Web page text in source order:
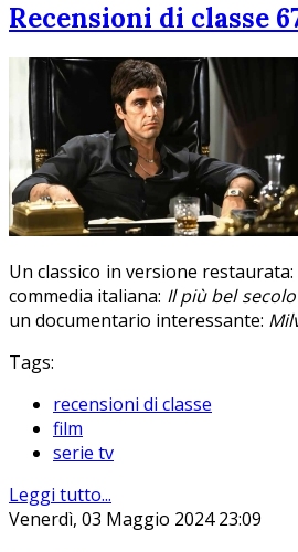
Recensioni di classe
Un classico in versione restaurata:
commedia italiana: Il più bel
un documentario interessante:
Tags:
recensioni di classe
film
serie tv
Leggi tutto...
Venerdì, 03 Maggio 2024 23:09